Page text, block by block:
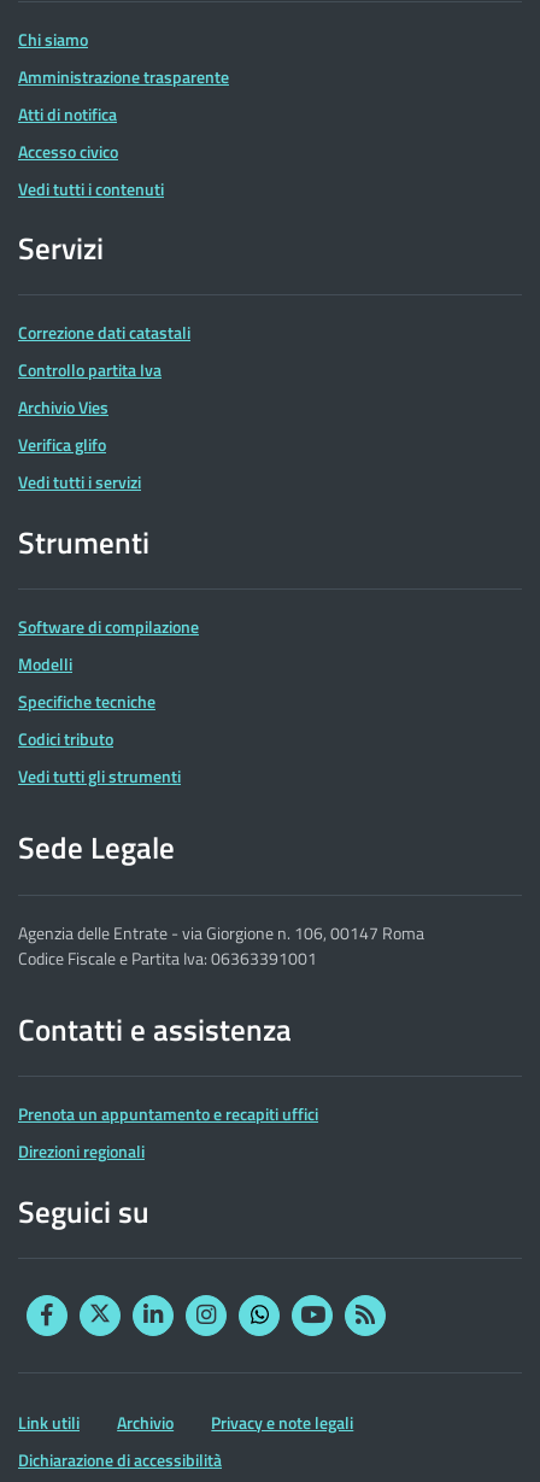
Chi siamo
Amministrazione trasparente
Atti di notifica
Accesso civico
Vedi tutti i contenuti
Servizi
Correzione dati catastali
Controllo partita Iva
Archivio Vies
Verifica glifo
Vedi tutti i servizi
Strumenti
Software di compilazione
Modelli
Specifiche tecniche
Codici tributo
Vedi tutti gli strumenti
Sede Legale
Agenzia delle Entrate - via Giorgione n. 106, 00147 Roma
Codice Fiscale e Partita Iva: 06363391001
Contatti e assistenza
Prenota un appuntamento e recapiti uffici
Direzioni regionali
Seguici su
FacebookTwitterLinkedinInstagram
YouTubeRSS
Altre
informazioni
Link utili Archivio
Privacy e note legali
Dichiarazione di accessibilità